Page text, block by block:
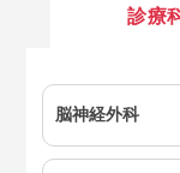
診療
脳神経外科